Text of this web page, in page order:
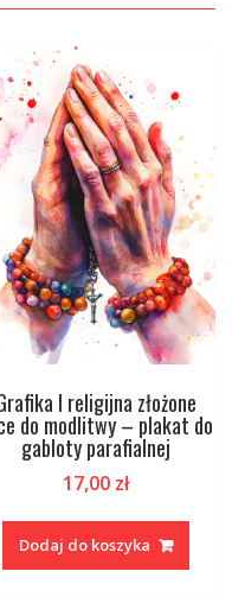
I religijna złożone
do modlitwy – plakat do
gabloty parafialnej
17,00 zł
Dodaj do koszyka